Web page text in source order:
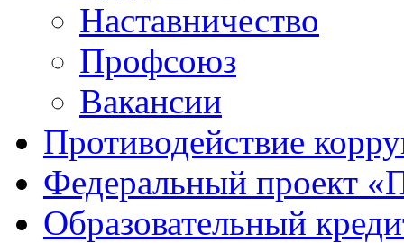
Наставничество
Профсоюз
Вакансии
Противодействие
Федеральный проект
Образовательный